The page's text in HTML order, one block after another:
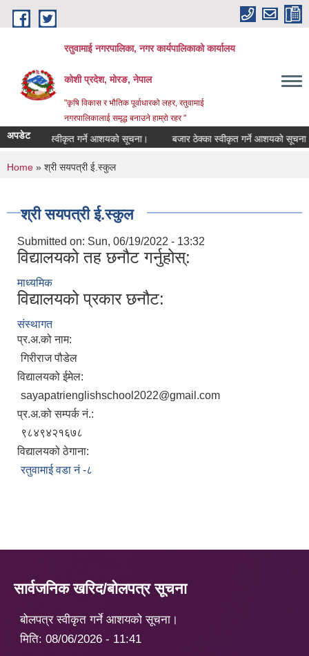
Skip to main content
रतुवामाई नगरपालिका, नगर कार्यपालिकाको कार्यालय
कोशी प्रदेश, मोरङ, नेपाल
"कृषि विकास र भौतिक पूर्वाधारको लहर, रतुवामाई
नगरपालिकालाई समृद्ध बनाउने हाम्रो रहर "
अपडेट
बोलपत्र स्वीकृत गर्ने आशयको सूचना। बजार ठेक्का स्वीकृत गर्ने आशयको सूचना।
You are here
Home » श्री सयपत्री ई.स्कुल
श्री सयपत्री ई.स्कुल
Submitted on: Sun, 06/19/2022 - 13:32
विद्यालयको तह छनौट गर्नुहोस्:
माध्यमिक
विद्यालयको प्रकार छनौट:
संस्थागत
प्र.अ.को नाम:
गिरीराज पौडेल
विद्यालयको ईमेल:
sayapatrienglishschool2022@gmail.com
प्र.अ.को सम्पर्क नं.:
९८४९४२१६७८
विद्यालयको ठेगाना:
रतुवामाई वडा नं -८
सार्वजनिक खरिद/बोलपत्र सूचना
बोलपत्र स्वीकृत गर्ने आशयको सूचना।
मिति: 08/06/2026 - 11:41